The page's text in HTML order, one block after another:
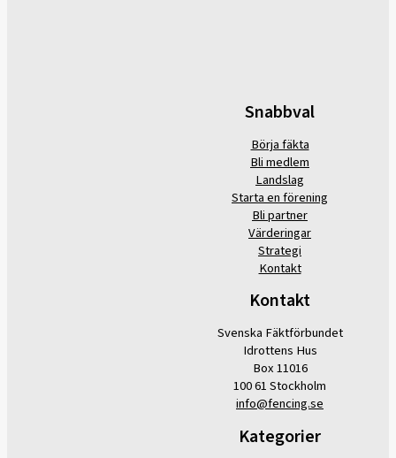
Snabbval
Börja fäkta
Bli medlem
Landslag
Starta en förening
Bli partner
Värderingar
Strategi
Kontakt
Kontakt
Svenska Fäktförbundet
Idrottens Hus
Box 11016
100 61 Stockholm
info@fencing.se
Kategorier